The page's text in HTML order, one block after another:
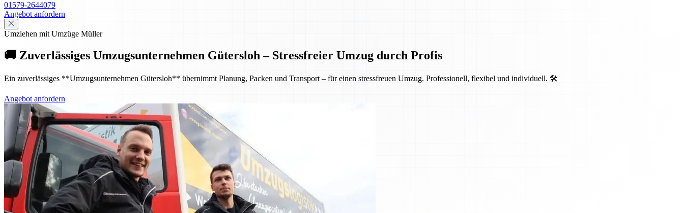
01579-2644079
Angebot anfordern
Umziehen mit Umzüge Müller
🚚 Zuverlässiges Umzugsunternehmen Gütersloh – Stressfreier Umzug durch Profis
Ein zuverlässiges **Umzugsunternehmen Gütersloh** übernimmt Planung, Packen und Transport – für einen stressfreuen Umzug. Professionell, flexibel und individuell. 🛠️
Angebot anfordern